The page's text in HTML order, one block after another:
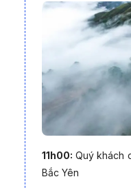
- Chiêm ngưỡng hoàng
Tà Xùa
là một trong
nhất vùng núi phía
lịch nên nơi đây còn giữ
lịch Tà Xùa có lẽ vì thế
mê xê dịch và các phượt
11h00: Quý khách
Bắc Yên